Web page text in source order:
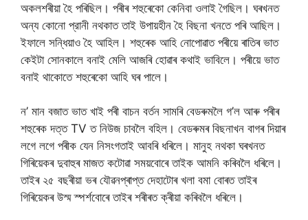
অকলশৰীয়া হৈ পৰিছিল। পৰীৰ শহুৰেকো কেনিবা ওলাই গৈছিল। ঘৰখনত
অন্য কোনো প্রানী নথকাত তাই উপায়হীন হৈ বিছনা খনতে পৰি আছিল।
ইফালে সন্ধিয়াও হৈ আহিল। শহুৰেক আহি নোপোৱাত পৰীয়ে ৰাতিৰ ভাত
কেইটা সোনকালে বনাই মেলি আজৰি হোৱাৰ কথাই ভাবিলে। পৰীয়ে ভাত
বনাই থাকোতে শহুৰেকো আহি ঘৰ পালে।
ন’ মান বজাত ভাত খাই পৰী বাচন বৰ্তন সামৰি বেডৰুমলৈ গ’ল আৰু পৰীৰ
শহুৰেক দত্ত TV ত নিউজ চাবলৈ বহিল। বেডৰুমৰ বিছনাখন বাগৰ দিয়াৰ
লগে লগে পৰীক যেন নিসংগতাই আবৰি ধৰিলে। মানুহ নথকা ঘৰখনত
গিৰিয়েকৰ দুবাহুৰ মাজত কটোৱা সময়বোৰে তাইক আমনি কৰিবলৈ ধৰিলে।
তাইৰ ২৫ বছৰীয়া ভৰ যৌৱনপ্ৰাপ্ত দেহাটোৰ খলা বমা বোৰত তাইৰ
গিৰিয়েকৰ উস্ম স্পৰ্শবোৰে তাইৰ শৰীৰত ক্ৰীয়া কৰিবলৈ ধৰিলে।